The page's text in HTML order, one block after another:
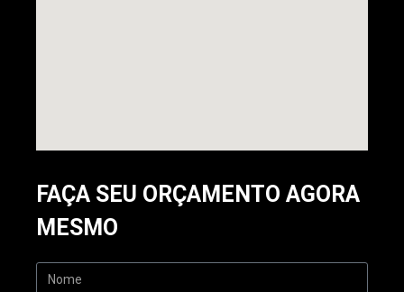
FAÇA SEU ORÇAMENTO AGORA
MESMO